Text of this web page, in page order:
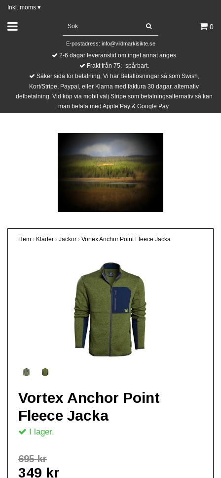
Inkl. moms ▾
0
E-postadress: info@vildmarkisikte.se
2-6 dagar leveranstid om inget annat anges
Frakt från 75:- spårbart.
Säker sida för betalning, Vi har Betallösningar så som Swish,
Kort/Stripe, Paypal, eller Klarna med faktura 30 dagar, alternativ
delbetalning. Vid köp via mobil välj Stripe som betalningsalternativ så kan
man betala med Apple Pay & Google Pay.
Hem › Kläder › Jackor › Vortex Anchor Point Fleece Jacka
Vortex Anchor Point
Fleece Jacka
I lager.
695 kr
349 kr